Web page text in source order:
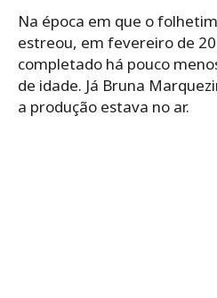
Na época em que o
estreou, em fevereiro de
completado há pouco
de idade. Já Bruna
a produção estava no ar.